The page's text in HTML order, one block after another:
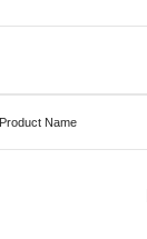
Product Name